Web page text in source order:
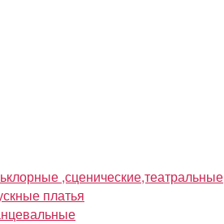
,сценические,театральные
платья